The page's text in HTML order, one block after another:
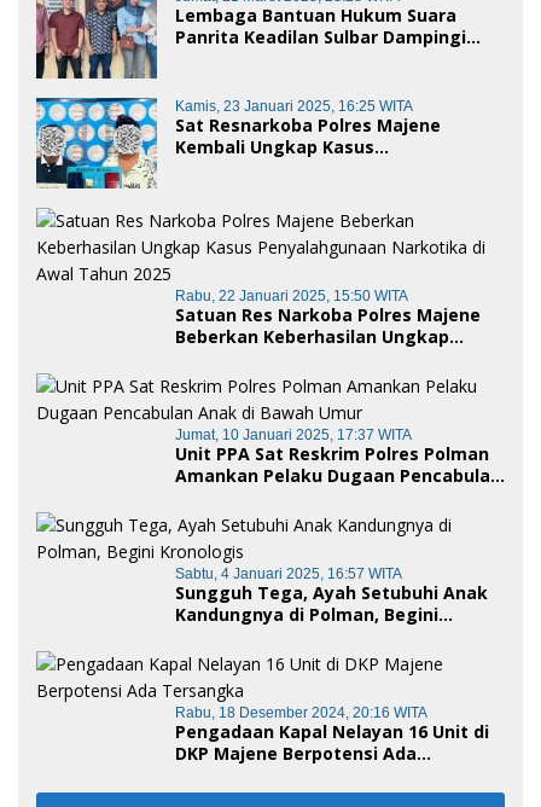
Lembaga Bantuan Hukum Suara
Panrita Keadilan Sulbar Dampingi
Polman
Kamis, 23 Januari 2025, 16:25 WITA
Sat Resnarkoba Polres Majene
Kembali Ungkap Kasus
Rabu, 22 Januari 2025, 15:50 WITA
Satuan Res Narkoba Polres Majene
Beberkan Keberhasilan Ungkap
Awal Tahun 2025
Jumat, 10 Januari 2025, 17:37 WITA
Unit PPA Sat Reskrim Polres Polman
Amankan Pelaku Dugaan Pencabulan
Sabtu, 4 Januari 2025, 16:57 WITA
Sungguh Tega, Ayah Setubuhi Anak
Kandungnya di Polman, Begini
Rabu, 18 Desember 2024, 20:16 WITA
Pengadaan Kapal Nelayan 16 Unit di
DKP Majene Berpotensi Ada